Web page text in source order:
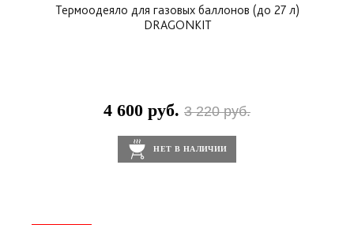
Термоодеяло для газовых баллонов (до 27 л)
DRAGONKIT
4 600 руб. 3 220 руб.
НЕТ В НАЛИЧИИ